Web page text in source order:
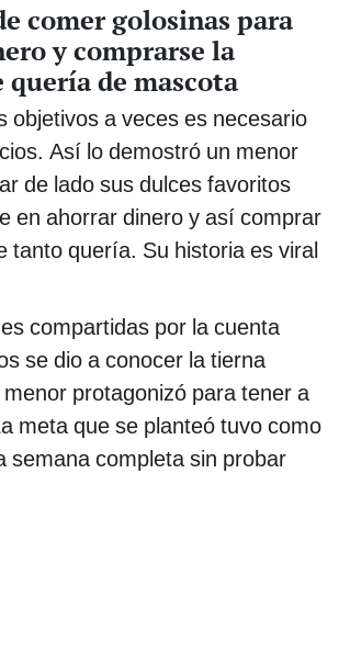
comer golosinas para
y comprarse la
de mascota
objetivos a veces es necesario
Así lo demostró un menor
de lado sus dulces favoritos
en ahorrar dinero y así comprar
tanto quería. Su historia es viral
compartidas por la cuenta
se dio a conocer la tierna
protagonizó para tener a
meta que se planteó tuvo como
semana completa sin probar